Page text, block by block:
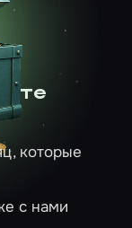
которые
с нами